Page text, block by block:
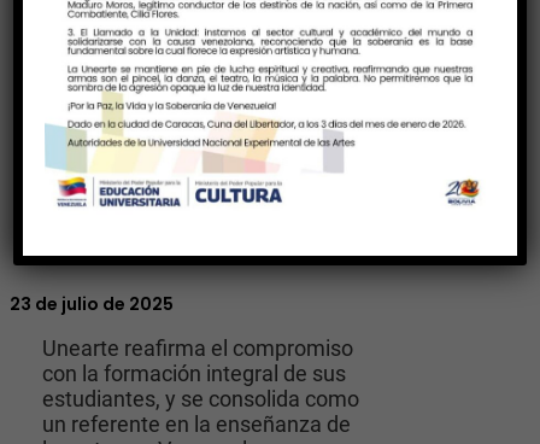
23 de julio de 2025
Unearte reafirma el compromiso
con la formación integral de sus
estudiantes, y se consolida como
un referente en la enseñanza de